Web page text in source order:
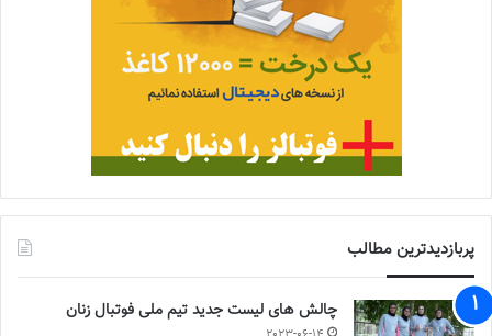
پربازدیدترین مطالب
چالش هاى ليست جدید تيم ملى فوتبال زنان